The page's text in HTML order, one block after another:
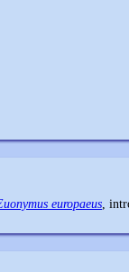
europaeus,